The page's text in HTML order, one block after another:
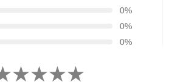
0%
0%
0%